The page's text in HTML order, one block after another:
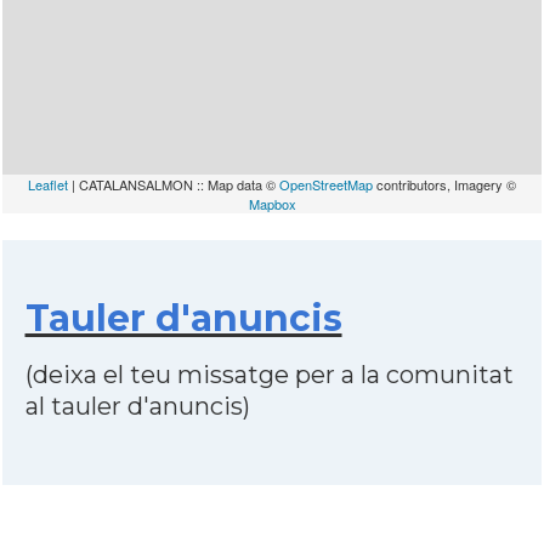
Leaflet | CATALANSALMON :: Map data ©OpenStreetMapcontributors, Imagery ©
Mapbox
Tauler d'anuncis
(deixa el teu missatge per a la comunitat
al tauler d'anuncis)